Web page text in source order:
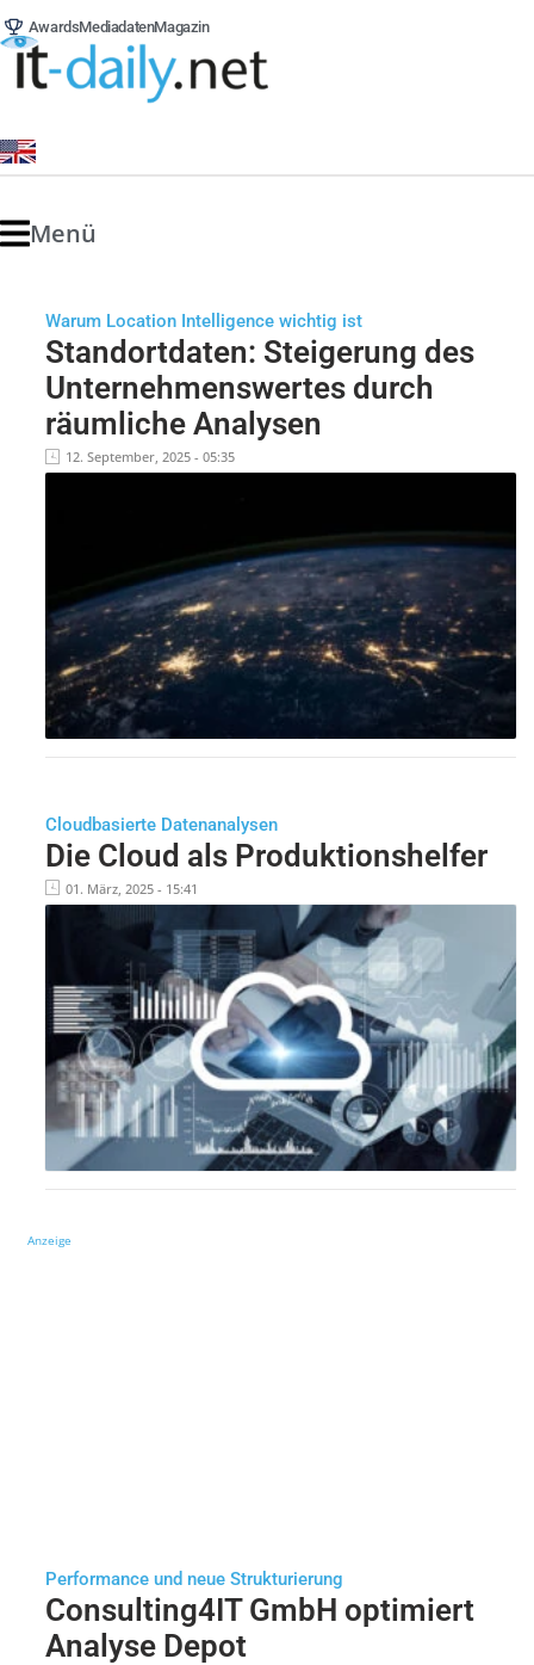
AwardsMediadatenMagazin
Menü
Warum Location Intelligence wichtig ist
Standortdaten: Steigerung des
Unternehmenswertes durch
räumliche Analysen
12. September, 2025 - 05:35
Cloudbasierte Datenanalysen
Die Cloud als Produktionshelfer
01. März, 2025 - 15:41
Anzeige
Performance und neue Strukturierung
Consulting4IT GmbH optimiert
Analyse Depot